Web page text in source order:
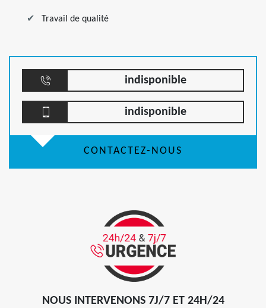
Travail de qualité
indisponible
indisponible
CONTACTEZ-NOUS
NOUS INTERVENONS 7J/7 ET 24H/24